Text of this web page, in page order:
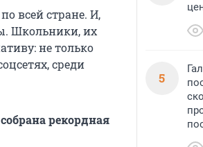
всей стране. И,
Школьники, их
не только
среди
рекордная
5